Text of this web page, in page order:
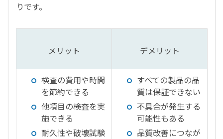
りです。
メリット デメリット
検査の費用や時間
を節約できる
他項目の検査を実
施できる
耐久性や破壊試験
すべての製品の品
質は保証できない
不具合が発生する
可能性もある
品質改善につなが